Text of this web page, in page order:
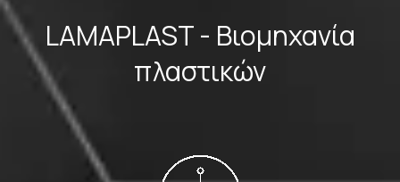
LAMAPLAST - Βιομηχανία
πλαστικών